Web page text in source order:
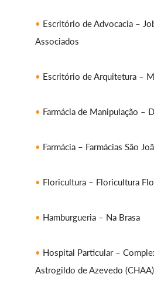
Escritório de Advocacia –
Associados
Escritório de Arquitetura –
Farmácia de Manipulação –
Farmácia – Farmácias São
Floricultura – Floricultura
Hamburgueria – Na Brasa
Hospital Particular –
Astrogildo de Azevedo (CHAA)